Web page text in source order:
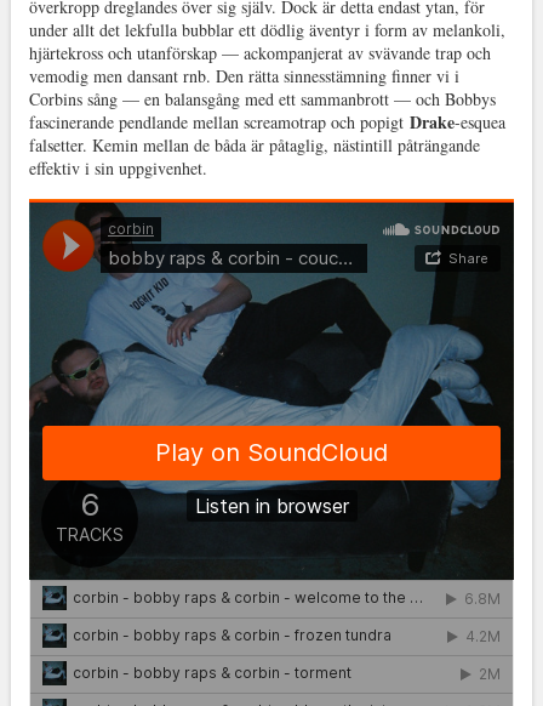
överkropp dreglandes över sig själv. Dock är detta endast ytan, för
under allt det lekfulla bubblar ett dödlig äventyr i form av melankoli,
hjärtekross och utanförskap — ackompanjerat av svävande trap och
vemodig men dansant rnb. Den rätta sinnesstämning finner vi i
Corbins sång — en balansgång med ett sammanbrott — och Bobbys
fascinerande pendlande mellan screamotrap och popigt Drake-esquea
falsetter. Kemin mellan de båda är påtaglig, nästintill påträngande
effektiv i sin uppgivenhet.